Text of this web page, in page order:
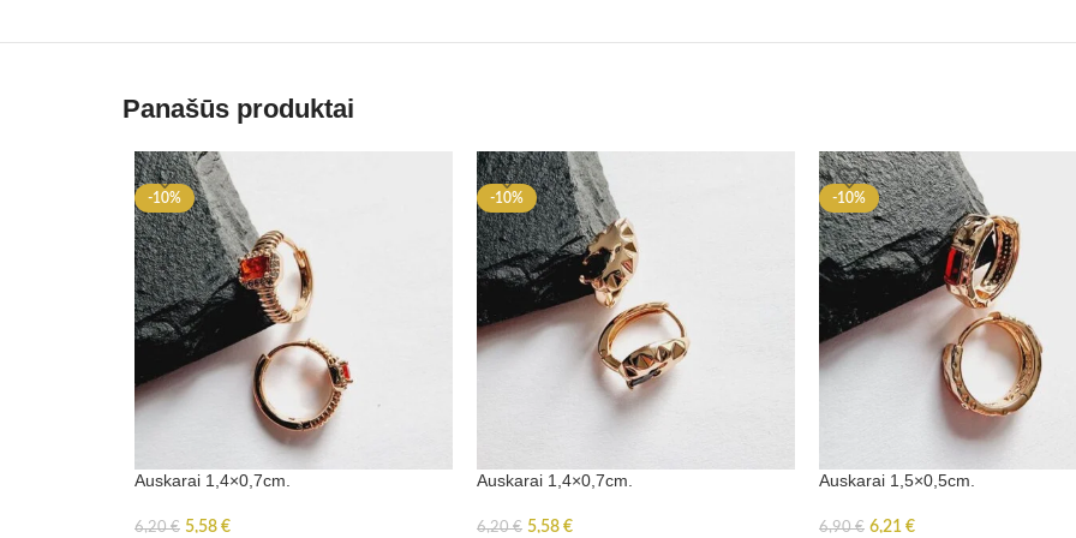
Panašūs produktai
-10%
Auskarai 1,4×0,7cm.
6,20€ 5,58 €
-10%
Auskarai 1,4×0,7cm.
6,20€ 5,58 €
-10%
Auskarai 1,5×0,5cm.
6,90€ 6,21 €